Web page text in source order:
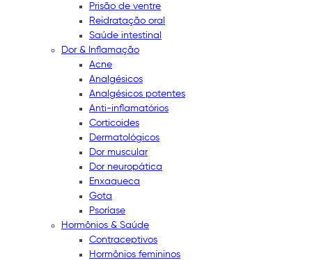
Prisão de ventre
Reidratação oral
Saúde intestinal
Dor & Inflamação
Acne
Analgésicos
Analgésicos potentes
Anti-inflamatórios
Corticoides
Dermatológicos
Dor muscular
Dor neuropática
Enxaqueca
Gota
Psoríase
Hormônios & Saúde
Contraceptivos
Hormônios femininos